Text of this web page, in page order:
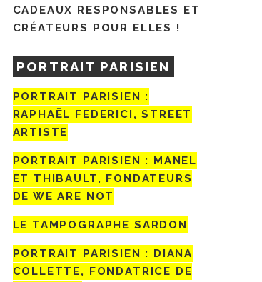
CADEAUX RESPONSABLES ET
CRÉATEURS POUR ELLES !
PORTRAIT PARISIEN
PORTRAIT PARISIEN :
RAPHAËL FEDERICI, STREET
ARTISTE
PORTRAIT PARISIEN : MANEL
ET THIBAULT, FONDATEURS
DE WE ARE NOT
LE TAMPOGRAPHE SARDON
PORTRAIT PARISIEN : DIANA
COLLETTE, FONDATRICE DE